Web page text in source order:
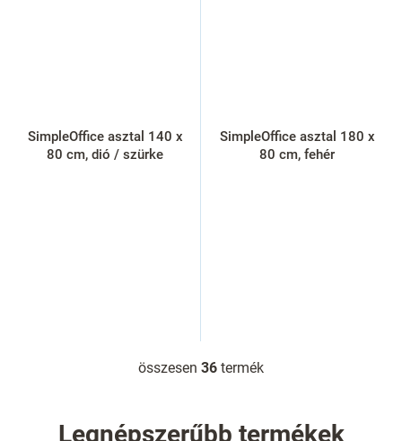
SimpleOffice asztal 140 x
80 cm, dió / szürke
SimpleOffice asztal 180 x
80 cm, fehér
L
t
összesen 36 termék
Legnépszerűbb termékek